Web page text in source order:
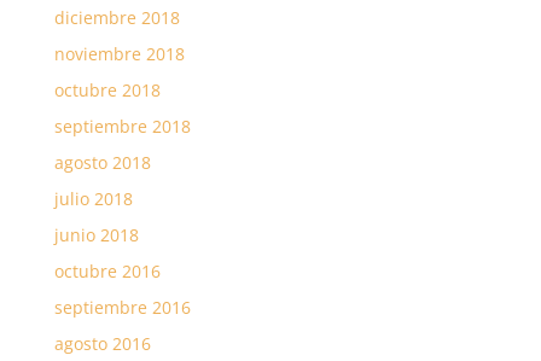
diciembre 2018
noviembre 2018
octubre 2018
septiembre 2018
agosto 2018
julio 2018
junio 2018
octubre 2016
septiembre 2016
agosto 2016